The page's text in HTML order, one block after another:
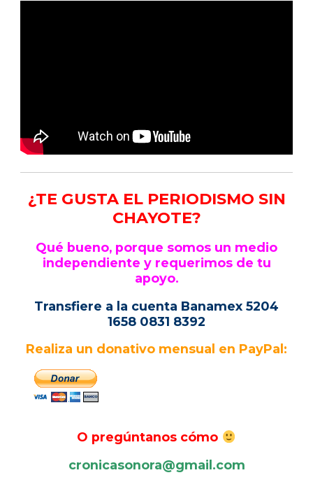
¿TE GUSTA EL PERIODISMO SIN
CHAYOTE?
Qué bueno, porque somos un medio
independiente y requerimos de tu
apoyo.
Transfiere a la cuenta Banamex 5204
1658 0831 8392
Realiza un donativo mensual en PayPal:
O pregúntanos cómo
cronicasonora@gmail.com